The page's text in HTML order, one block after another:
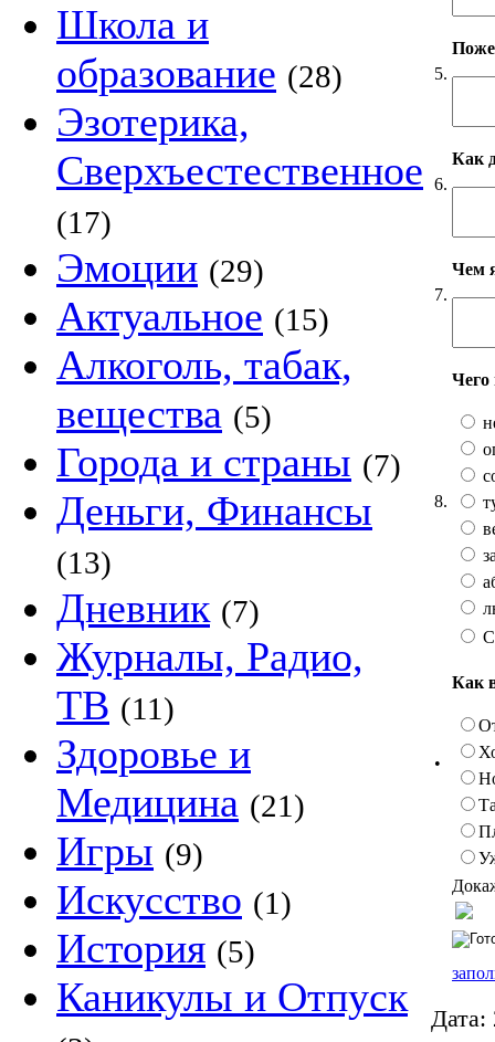
Школа и
образование (28)
Эзотерика,
Сверхъестественное
(17)
Эмоции (29)
Актуальное (15)
Алкоголь, табак,
вещества (5)
Города и страны (7)
Деньги, Финансы
(13)
Дневник (7)
Журналы, Радио,
ТВ (11)
Здоровье и
Медицина (21)
Игры (9)
Искусство (1)
История (5)
Каникулы и Отпуск
5.
6.
Как
7.
Чем
8.
Чего
•
Как
Дата: